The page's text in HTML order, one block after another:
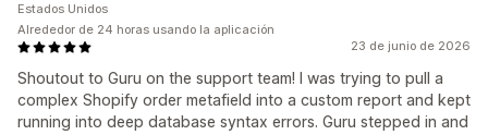
23 de junio de 2026
Shoutout to Guru on the support team! I was trying to pull a
complex Shopify order metafield into a custom report and kept
running into deep database syntax errors. Guru stepped in and
Estados Unidos
Alrededor de 24 horas usando la aplicación